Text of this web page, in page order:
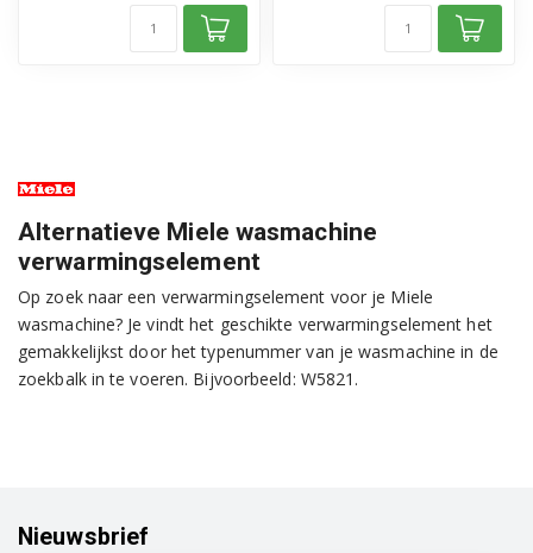
Alternatieve Miele wasmachine
verwarmingselement
Op zoek naar een verwarmingselement voor je Miele
wasmachine? Je vindt het geschikte verwarmingselement het
gemakkelijkst door het typenummer van je wasmachine in de
zoekbalk in te voeren. Bijvoorbeeld: W5821.
Nieuwsbrief